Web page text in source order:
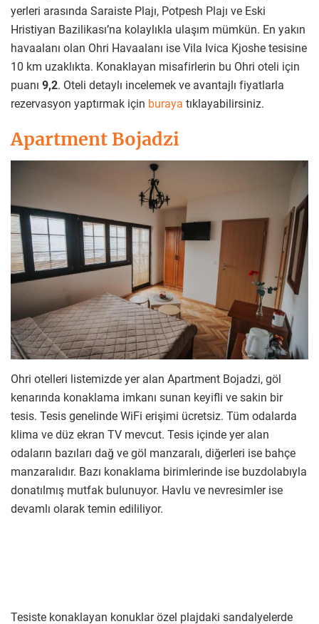
yerleri arasında Saraiste Plajı, Potpesh Plajı ve Eski
Hristiyan Bazilikası’na kolaylıkla ulaşım mümkün. En yakın
havaalanı olan Ohri Havaalanı ise Vila Ivica Kjoshe tesisine
10 km uzaklıkta. Konaklayan misafirlerin bu Ohri oteli için
puanı 9,2. Oteli detaylı incelemek ve avantajlı fiyatlarla
rezervasyon yaptırmak için buraya tıklayabilirsiniz.
Apartment Bojadzi
Ohri otelleri listemizde yer alan Apartment Bojadzi, göl
kenarında konaklama imkanı sunan keyifli ve sakin bir
tesis. Tesis genelinde WiFi erişimi ücretsiz. Tüm odalarda
klima ve düz ekran TV mevcut. Tesis içinde yer alan
odaların bazıları dağ ve göl manzaralı, diğerleri ise bahçe
manzaralıdır. Bazı konaklama birimlerinde ise buzdolabıyla
donatılmış mutfak bulunuyor. Havlu ve nevresimler ise
devamlı olarak temin edililiyor.
Tesiste konaklayan konuklar özel plajdaki sandalyelerde